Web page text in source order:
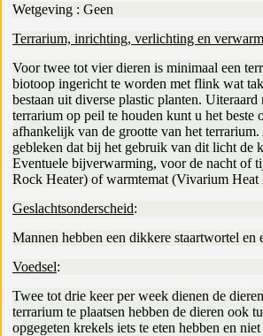
Wetgeving : Geen
Terrarium, inrichting, verlichting en
Voor twee tot vier dieren is minimaal een
biotoop ingericht te worden met flink wat
bestaan uit diverse plastic planten.
terrarium op peil te houden kunt u het
afhankelijk van de grootte van het
gebleken dat bij het gebruik van dit licht de
Eventuele bijverwarming, voor de nacht of
Rock Heater) of warmtemat (Vivarium Heat
Geslachtsonderscheid:
Mannen hebben een dikkere staartwortel en
Voedsel:
Twee tot drie keer per week dienen de
terrarium te plaatsen hebben de dieren ook
opgegeten krekels iets te eten hebben en